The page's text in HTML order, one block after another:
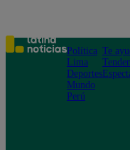
Política
Lima
Deportes
Mundo
Perú
Te